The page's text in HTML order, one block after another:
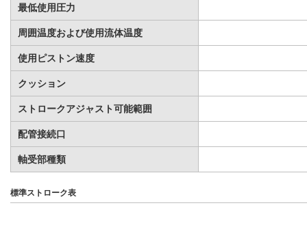
最低使用圧力
周囲温度および使用流体温度
使用ピストン速度
クッション
ストロークアジャスト可能範囲
配管接続口
軸受部種類
標準ストローク表